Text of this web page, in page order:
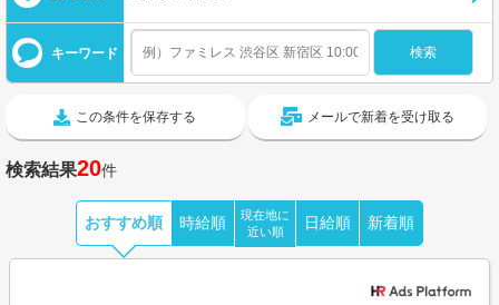
キーワード
この条件を保存する メールで新着を受け取る
検索結果20件
おすすめ順 時給順
現在地に
近い順
日給順 新着順